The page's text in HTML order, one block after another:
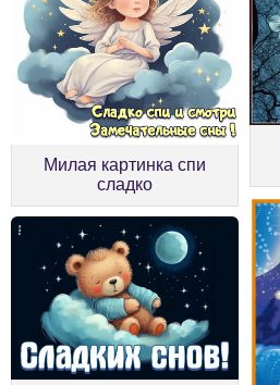
Милая картинка спи
сладко